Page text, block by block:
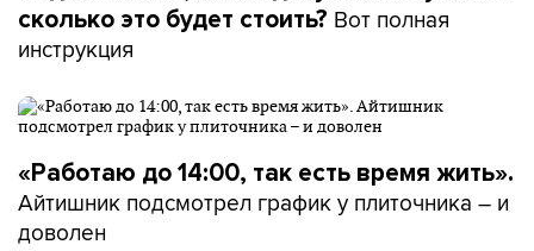
сколько это будет стоить? Вот полная
инструкция
«Работаю до 14:00, так есть время жить».
Айтишник подсмотрел график у плиточника – и
доволен